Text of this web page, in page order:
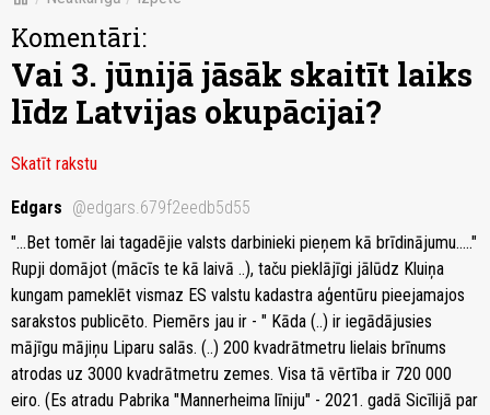
Komentāri:
Vai 3. jūnijā jāsāk skaitīt laiks
līdz Latvijas okupācijai?
Skatīt rakstu
Edgars @edgars.679f2eedb5d55
"...Bet tomēr lai tagadējie valsts darbinieki pieņem kā brīdinājumu....."
Rupji domājot (mācīs te kā laivā ..), taču pieklājīgi jālūdz Kluiņa
kungam pameklēt vismaz ES valstu kadastra aģentūru pieejamajos
sarakstos publicēto. Piemērs jau ir - " Kāda (..) ir iegādājusies
mājīgu mājiņu Liparu salās. (..) 200 kvadrātmetru lielais brīnums
atrodas uz 3000 kvadrātmetru zemes. Visa tā vērtība ir 720 000
eiro. (Es atradu Pabrika "Mannerheima līniju" - 2021. gadā Sicīlijā par